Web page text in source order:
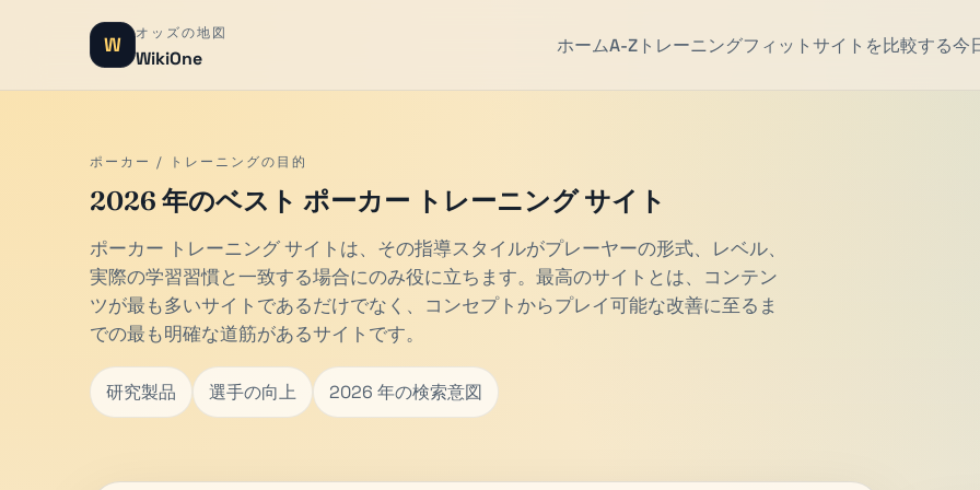
W オッズの地図
WikiOne
ホームA-Z トレーニングフィットサイトを比較する今
ポーカー / トレーニングの目的
2026 年のベスト ポーカー トレーニング サイト
ポーカー トレーニング サイトは、その指導スタイルがプレーヤーの形式、レベル、
実際の学習習慣と一致する場合にのみ役に立ちます。最高のサイトとは、コンテン
ツが最も多いサイトであるだけでなく、コンセプトからプレイ可能な改善に至るま
での最も明確な道筋があるサイトです。
研究製品 選手の向上 2026 年の検索意図